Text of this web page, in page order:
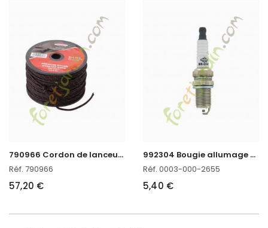
7
90966 Cordon de lanceur Ø3,6mm x 61m
Réf. 790966
57,20 €
9
92304 Bougie allumage bs-ohv Briggs & Stratton
Réf. 0003-000-2655
5,40 €